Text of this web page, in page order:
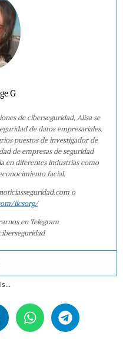
G
de ciberseguridad, Alisa se
de datos empresariales.
puestos de investigador de
de empresas de seguridad
en diferentes industrias como
facial.
o
iicsorg/
en Telegram